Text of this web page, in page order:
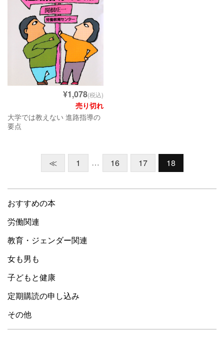
¥1,078(税込)
売り切れ
大学では教えない 進路指導の
要点
≪ 1 … 16 17 18
おすすめの本
労働関連
教育・ジェンダー関連
女も男も
子どもと健康
定期購読の申し込み
その他